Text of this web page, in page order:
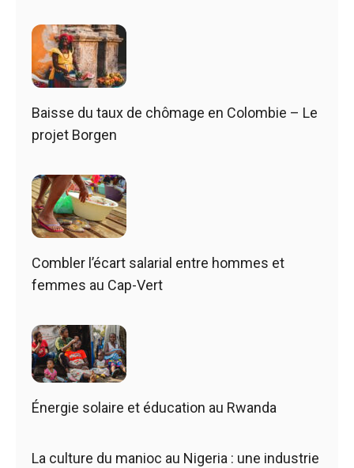
Baisse du taux de chômage en Colombie – Le
projet Borgen
Combler l’écart salarial entre hommes et
femmes au Cap-Vert
Énergie solaire et éducation au Rwanda
La culture du manioc au Nigeria : une industrie